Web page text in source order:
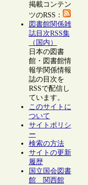
掲載コンテン
ツのRSS：
図書館関係雑
誌目次RSS集
（国内）
日本の図書
館・図書館情
報学関係情報
誌の目次を
RSSで配信し
ています。
このサイトに
ついて
サイトポリシ
ー
検索の方法
サイトの更新
履歴
国立国会図書
館 関西館